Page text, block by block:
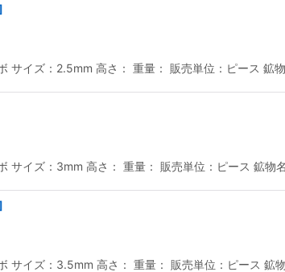
サイズ：2.5mm 高さ： 重量： 販売単位：ピース 鉱
サイズ：3mm 高さ： 重量： 販売単位：ピース 鉱物
サイズ：3.5mm 高さ： 重量： 販売単位：ピース 鉱